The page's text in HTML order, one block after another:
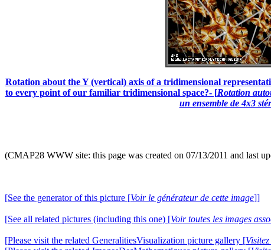
Rotation about the Y (vertical) axis of a tridimensional
to every point of our familiar tridimensional space?- [Rotation
un ensemble de 4x3
(CMAP28 WWW site: this page was created on 07/13/2011 and last
[See the generator of this picture [Voir le générateur de cette image]]
[See all related pictures (including this one) [Voir toutes les images
[Please visit the related GeneralitiesVisualization picture gallery [